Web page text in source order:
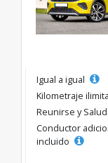
Igual a igual
Kilometraje
Reunirse y
Conductor
incluido